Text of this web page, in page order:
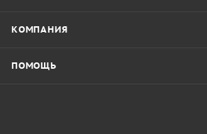
КОМПАНИЯ
ПОМОЩЬ